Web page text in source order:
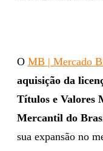
O MB | Mercado
aquisição da
Títulos e Valores
Mercantil do
sua expansão no